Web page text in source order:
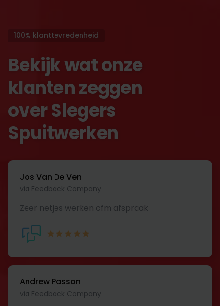
100% klanttevredenheid
Bekijk wat onze
klanten zeggen
over Slegers
Spuitwerken
Jos Van De Ven
via Feedback Company
Zeer netjes werken cfm afspraak
Andrew Passon
via Feedback Company